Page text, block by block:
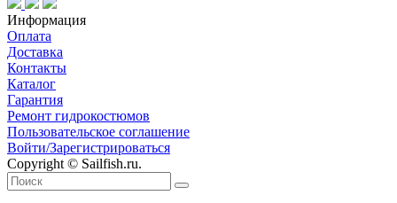
Информация
Оплата
Доставка
Контакты
Каталог
Гарантия
Ремонт гидрокостюмов
Пользовательское соглашение
Войти/Зарегистрироваться
Copyright © Sailfish.ru.